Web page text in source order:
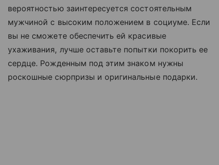
вероятностью заинтересуется состоятельным
мужчиной с высоким положением в социуме. Если
вы не сможете обеспечить ей красивые
ухаживания, лучше оставьте попытки покорить ее
сердце. Рожденным под этим знаком нужны
роскошные сюрпризы и оригинальные подарки.